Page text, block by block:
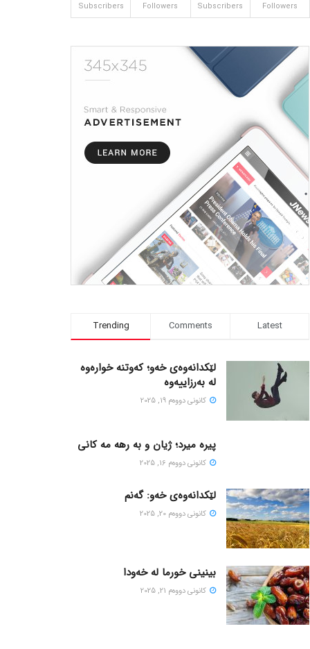
Followers
Subscribers
Followers
Subscribers
Trending Comments Latest
لێکدانەوەی خەو؛ کەوتنە خوارەوە
لە بەرزاییەوە
كانونی دووه‌م 19, 2025
پیره میرد؛ ژیان و به رهه مه کانی
كانونی دووه‌م 16, 2025
لێکدانەوەی خەو: گەنم
كانونی دووه‌م 20, 2025
بینینی خورما لە خەودا
كانونی دووه‌م 21, 2025